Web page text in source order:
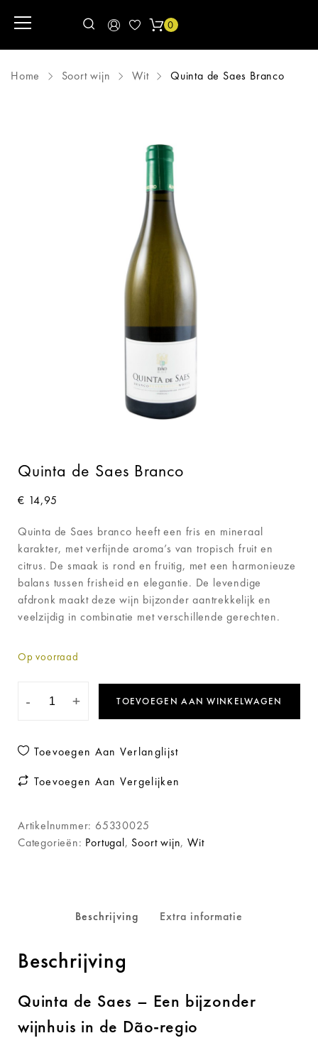
0
Home Soort wijn Wit Quinta de Saes Branco
Quinta de Saes Branco
€ 14,95
Quinta de Saes branco heeft een fris en mineraal
karakter, met verfijnde aroma’s van tropisch fruit en
citrus. De smaak is rond en fruitig, met een harmonieuze
balans tussen frisheid en elegantie. De levendige
afdronk maakt deze wijn bijzonder aantrekkelijk en
veelzijdig in combinatie met verschillende gerechten.
Op voorraad
- + TOEVOEGEN AAN WINKELWAGEN
Toevoegen Aan Verlanglijst
Toevoegen Aan Vergelijken
Artikelnummer: 65330025
Categorieën: Portugal, Soort wijn,Wit
Beschrijving Extra informatie
Beschrijving
Quinta de Saes – Een bijzonder
wijnhuis in de Dão-regio